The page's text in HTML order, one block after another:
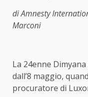
di Amnesty
Marconi
La 24enne
dall’8 maggio,
procuratore di